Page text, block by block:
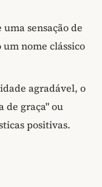
sensação de
um nome clássico
agradável, o
de graça" ou
positivas.